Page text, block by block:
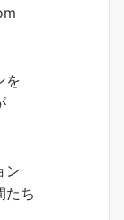
を
ン
たち